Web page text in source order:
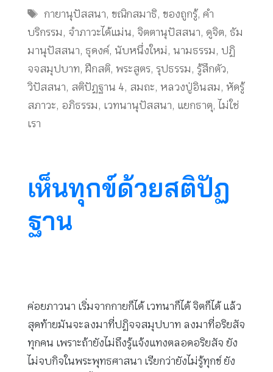
Tags
กายานุปัสสนา, ขณิกสมาธิ, ของถูกรู้,คำ
บริกรรม, จำภาวะได้แม่น, จิตตานุปัสสนา, ดูจิต, ธัม
มานุปัสสนา, ธุดงค์, นับหนึ่งใหม่, นามธรรม, ปฏิ
จจสมุปบาท, ฝึกสติ, พระสูตร, รุปธรรม, รู้สึกตัว,
วิปัสสนา, สติปัฏฐาน 4, สมถะ, หลวงปู่อินสม, หัดรู้
สภาวะ, อภิธรรม, เวทนานุปัสสนา, แยกธาตุ, ไม่ใช่
เรา
เห็นทุกข์ด้วยสติปัฏ
ฐาน
ค่อยภาวนา เริ่มจากกายก็ได้ เวทนาก็ได้ จิตก็ได้ แล้ว
สุดท้ายมันจะลงมาที่ปฏิจจสมุปบาท ลงมาที่อริยสัจ
ทุกคน เพราะถ้ายังไม่ถึงรู้แจ้งแทงตลอดอริยสัจ ยัง
ไม่จบกิจในพระพุทธศาสนา เรียกว่ายังไม่รู้ทุกข์ ยัง